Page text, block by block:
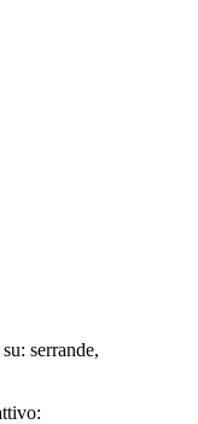
serrande,